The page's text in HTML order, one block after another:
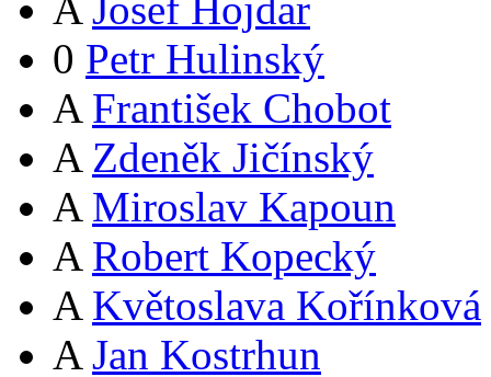
A Josef Hojdar
0 Petr Hulinský
A František Chobot
A Zdeněk Jičínský
A Miroslav Kapoun
A Robert Kopecký
A Květoslava Kořínková
A Jan Kostrhun